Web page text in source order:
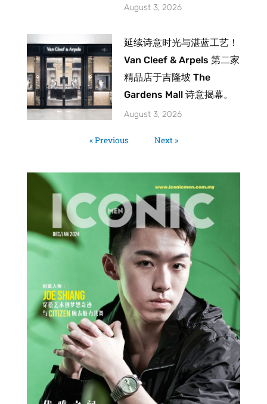
August 3, 2026
延续诗意时光与湛蓝工艺！
Van Cleef & Arpels 第二家
精品店于吉隆坡 The
Gardens Mall 诗意揭幕。
August 3, 2026
« Previous Next »